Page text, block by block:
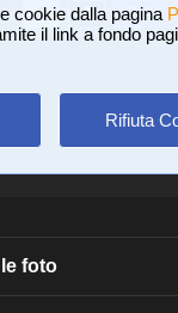
cookie dalla pagina
il link a fondo
Rifiuta
A A ?
foto